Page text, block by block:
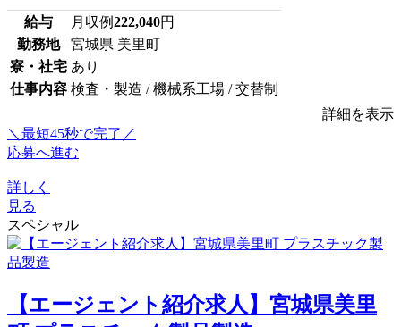
給与 月収例222,040円
勤務地
宮城県 美里町
寮・社宅 あり
仕事内容 検査・製造 / 機械系工場 / 交替制
詳細を表示
＼最短45秒で完了／
応募へ進む
詳しく
見る
スペシャル
【エージェント紹介求人】宮城県美里